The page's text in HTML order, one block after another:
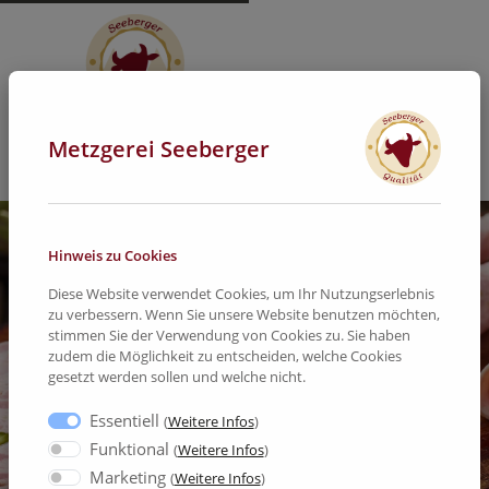
Metzgerei Seeberger
Hinweis zu Cookies
Diese Website verwendet Cookies, um Ihr Nutzungserlebnis
zu verbessern. Wenn Sie unsere Website benutzen möchten,
stimmen Sie der Verwendung von Cookies zu. Sie haben
zudem die Möglichkeit zu entscheiden, welche Cookies
gesetzt werden sollen und welche nicht.
Essentiell (Weitere Infos)
Funktional (Weitere Infos)
Marketing (Weitere Infos)